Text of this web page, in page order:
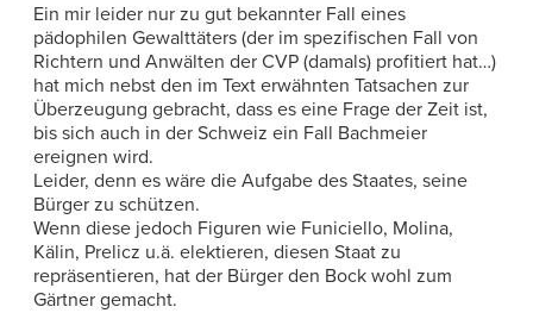
Ein mir leider nur zu gut bekannter Fall eines
pädophilen Gewalttäters (der im spezifischen Fall von
Richtern und Anwälten der CVP (damals) profitiert hat…)
hat mich nebst den im Text erwähnten Tatsachen zur
Überzeugung gebracht, dass es eine Frage der Zeit ist,
bis sich auch in der Schweiz ein Fall Bachmeier
ereignen wird.
Leider, denn es wäre die Aufgabe des Staates, seine
Bürger zu schützen.
Wenn diese jedoch Figuren wie Funiciello, Molina,
Kälin, Prelicz u.ä. elektieren, diesen Staat zu
repräsentieren, hat der Bürger den Bock wohl zum
Gärtner gemacht.